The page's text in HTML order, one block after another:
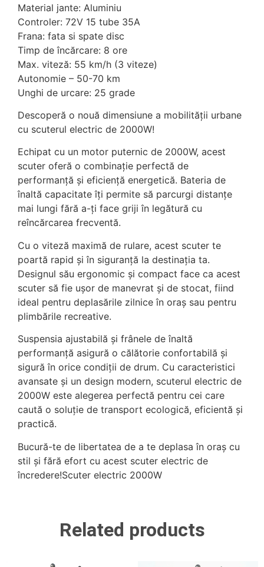
Material jante: Aluminiu
Controler: 72V 15 tube 35A
Frana: fata si spate disc
Timp de încărcare: 8 ore
Max. viteză: 55 km/h (3 viteze)
Autonomie – 50-70 km
Unghi de urcare: 25 grade
Descoperă o nouă dimensiune a mobilității urbane
cu scuterul electric de 2000W!
Echipat cu un motor puternic de 2000W, acest
scuter oferă o combinație perfectă de
performanță și eficiență energetică. Bateria de
înaltă capacitate îți permite să parcurgi distanțe
mai lungi fără a-ți face griji în legătură cu
reîncărcarea frecventă.
Cu o viteză maximă de rulare, acest scuter te
poartă rapid și în siguranță la destinația ta.
Designul său ergonomic și compact face ca acest
scuter să fie ușor de manevrat și de stocat, fiind
ideal pentru deplasările zilnice în oraș sau pentru
plimbările recreative.
Suspensia ajustabilă și frânele de înaltă
performanță asigură o călătorie confortabilă și
sigură în orice condiții de drum. Cu caracteristici
avansate și un design modern, scuterul electric de
2000W este alegerea perfectă pentru cei care
caută o soluție de transport ecologică, eficientă și
practică.
Bucură-te de libertatea de a te deplasa în oraș cu
stil și fără efort cu acest scuter electric de
încredere!Scuter electric 2000W
Related products